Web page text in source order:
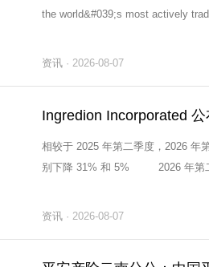
the world&#039;s most actively
资讯 · 2026-08-07
Ingredion Incorporated
相较于 2025 年第二季度，2026 年
别下降 31% 和 5% 2026 年第二
资讯 · 2026-08-07